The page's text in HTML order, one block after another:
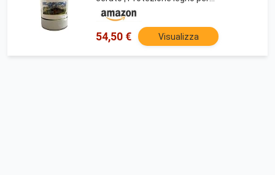
staccionate, casette, pergolati | Interni
ed esterni | Alta penetrazione | (Noce
Scuro)
54,50 € Visualizza